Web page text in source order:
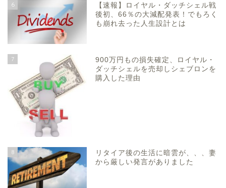
6
【速報】ロイヤル・ダッチシェル戦
後初、66％の大減配発表！でもろく
も崩れ去った人生設計とは
7
900万円もの損失確定、ロイヤル・
ダッチシェルを売却しシェブロンを
購入した理由
8
リタイア後の生活に暗雲が、、、妻
から厳しい発言がありました